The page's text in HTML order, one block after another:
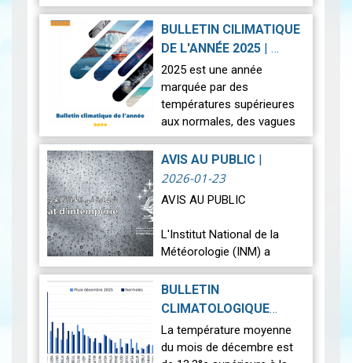
normale (12.5°c). Cela
indique un mois
relativement plus chaud
BULLETIN CILIMATIQUE
DE L'ANNÉE 2025 |
2026-01-23
2025 est une année
marquée par des
températures supérieures
aux normales, des vagues
de chaleur et des
précipitations localement
exceptionnelles avec des
AVIS AU PUBLIC |
2026-01-23
AVIS AU PUBLIC
L'Institut National de la
Météorologie (INM) a
l'honneur d'informer son
aimable clientèle que pour
l'obtention d'un Certificat
compagnies…
BULLETIN
CLIMATOLOGIQUE
PRÉLIMINAIRE :
DÉCEMBRE 2025|
La température moyenne
du mois de décembre est